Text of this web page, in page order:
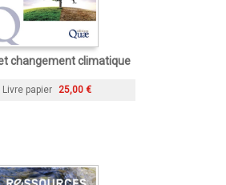
changement climatique
Livre papier 25,00 €